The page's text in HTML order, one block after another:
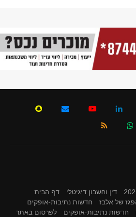
דין וחשבון דיגיטלי
דף הבית
של אלבז
חדשות נתיבות-אופקים
חדשות נתיבות-אופקים לפרסום באתר